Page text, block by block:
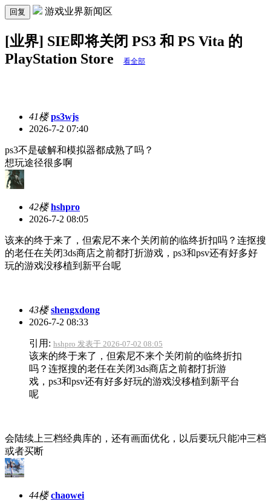
回复 游戏业界新闻区
[业界] SIE即将关闭 PS3 和 PS Vita 的
PlayStation Store
看全部
41楼 ps3wjs
2026-7-2 07:40
ps3不是破解和模拟器都成熟了吗？
想玩途径很多啊
42楼 hshpro
2026-7-2 08:05
该来的终于来了，但索尼不来个关闭前的临终折扣吗？连抠搜
的老任在关闭3ds商店之前都打折游戏，ps3和psv还有好多好
玩的游戏没移植到新平台呢
43楼 shengxdong
2026-7-2 08:33
引用: hshpro 发表于 2026-07-02 08:05
该来的终于来了，但索尼不来个关闭前的临终折扣
吗？连抠搜的老任在关闭3ds商店之前都打折游
戏，ps3和psv还有好多好玩的游戏没移植到新平台
呢
会陆续上三档经典库的，还有画面优化，以后要玩只能冲三档
或者买断
44楼 chaowei